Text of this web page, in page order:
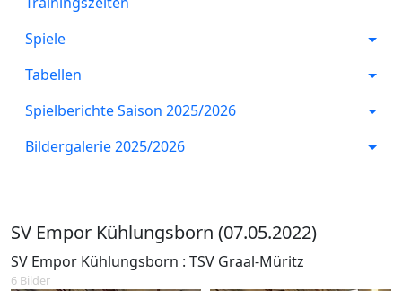
Spiele
Tabellen
Spielberichte Saison 2025/2026
Bildergalerie 2025/2026
SV Empor Kühlungsborn (07.05.2022)
SV Empor Kühlungsborn : TSV Graal-Müritz
6 Bilder